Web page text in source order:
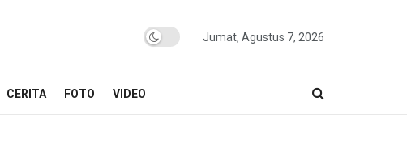
Jumat, Agustus 7, 2026
CERITA FOTO VIDEO